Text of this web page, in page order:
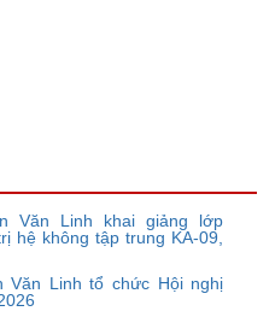
Văn Linh khai giảng lớp
hệ không tập trung KA-09,
Văn Linh tổ chức Hội nghị